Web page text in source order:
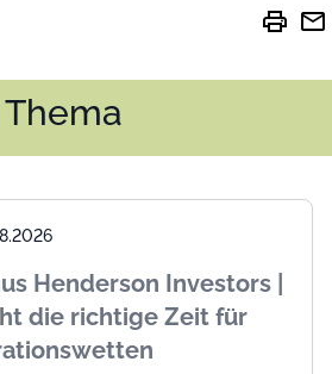
print mail
Henderson Investors |
die richtige Zeit für